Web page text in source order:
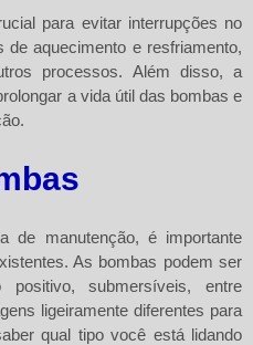
para evitar interrupções no
aquecimento e resfriamento,
processos. Além disso, a
a vida útil das bombas e
de manutenção, é importante
As bombas podem ser
positivo, submersíveis, entre
ligeiramente diferentes para
qual tipo você está lidando